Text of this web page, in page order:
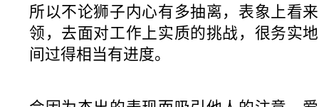
所以不论狮子内心有多抽离，表象上看
领，去面对工作上实质的挑战，很务实
间过得相当有进度。